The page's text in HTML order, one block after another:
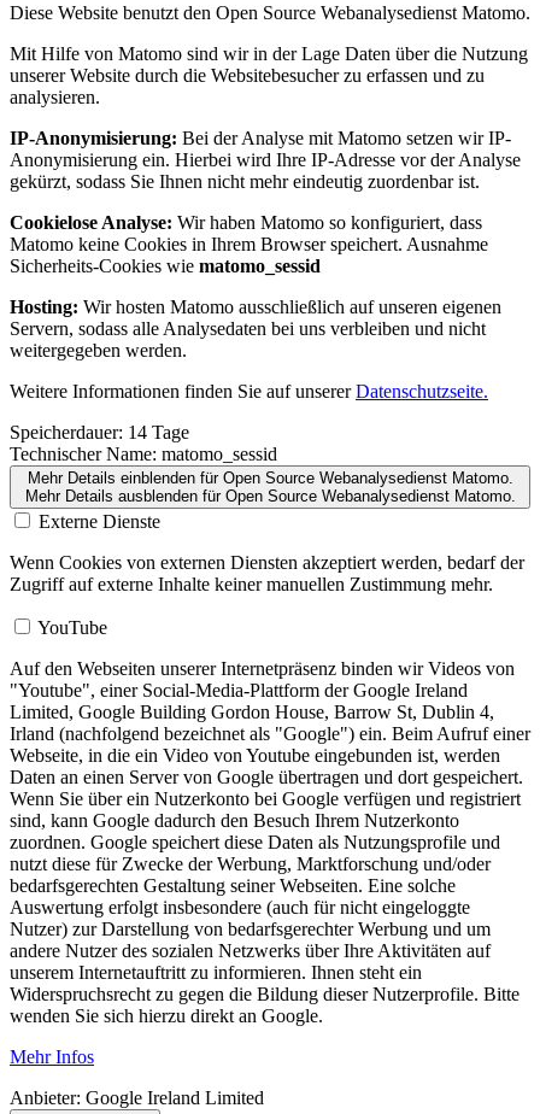
Diese Website benutzt den Open Source Webanalysedienst Matomo.
Mit Hilfe von Matomo sind wir in der Lage Daten über die Nutzung
unserer Website durch die Websitebesucher zu erfassen und zu
analysieren.
IP-Anonymisierung: Bei der Analyse mit Matomo setzen wir IP-
Anonymisierung ein. Hierbei wird Ihre IP-Adresse vor der Analyse
gekürzt, sodass Sie Ihnen nicht mehr eindeutig zuordenbar ist.
Cookielose Analyse: Wir haben Matomo so konfiguriert, dass
Matomo keine Cookies in Ihrem Browser speichert. Ausnahme
Sicherheits-Cookies wie matomo_sessid
Hosting: Wir hosten Matomo ausschließlich auf unseren eigenen
Servern, sodass alle Analysedaten bei uns verbleiben und nicht
weitergegeben werden.
Weitere Informationen finden Sie auf unsererDatenschutzseite.
Speicherdauer: 14 Tage
Technischer Name: matomo_sessid
Mehr Details einblendenfür Open Source Webanalysedienst Matomo.
Mehr Details ausblendenfür Open Source Webanalysedienst Matomo.
Externe Dienste
Wenn Cookies von externen Diensten akzeptiert werden, bedarf der
Zugriff auf externe Inhalte keiner manuellen Zustimmung mehr.
YouTube
Auf den Webseiten unserer Internetpräsenz binden wir Videos von
"Youtube", einer Social-Media-Plattform der Google Ireland
Limited, Google Building Gordon House, Barrow St, Dublin 4,
Irland (nachfolgend bezeichnet als "Google") ein. Beim Aufruf einer
Webseite, in die ein Video von Youtube eingebunden ist, werden
Daten an einen Server von Google übertragen und dort gespeichert.
Wenn Sie über ein Nutzerkonto bei Google verfügen und registriert
sind, kann Google dadurch den Besuch Ihrem Nutzerkonto
zuordnen. Google speichert diese Daten als Nutzungsprofile und
nutzt diese für Zwecke der Werbung, Marktforschung und/oder
bedarfsgerechten Gestaltung seiner Webseiten. Eine solche
Auswertung erfolgt insbesondere (auch für nicht eingeloggte
Nutzer) zur Darstellung von bedarfsgerechter Werbung und um
andere Nutzer des sozialen Netzwerks über Ihre Aktivitäten auf
unserem Internetauftritt zu informieren. Ihnen steht ein
Widerspruchsrecht zu gegen die Bildung dieser Nutzerprofile. Bitte
wenden Sie sich hierzu direkt an Google.
Mehr Infos
Anbieter: Google Ireland Limited